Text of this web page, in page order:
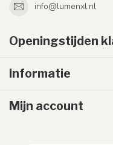
info@lumenxl.nl
Openingstijden
Informatie
Mijn account